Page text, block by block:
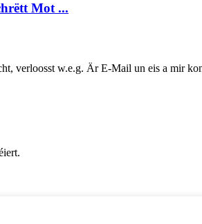
Mot ...
verloosst w.e.g. Är E-Mail un eis a mir